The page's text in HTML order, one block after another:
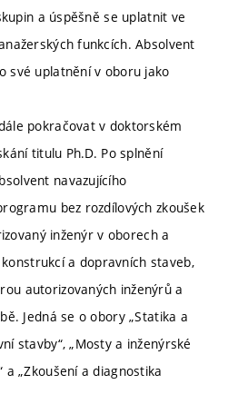
a úspěšně se uplatnit ve
funkcích. Absolvent
své uplatnění v oboru jako
pokračovat v doktorském
titulu Ph.D. Po splnění
navazujícího
bez rozdílových zkoušek
inženýr v oborech a
a dopravních staveb,
autorizovaných inženýrů a
Jedná se o obory „Statika a
stavby“, „Mosty a inženýrské
a „Zkoušení a diagnostika